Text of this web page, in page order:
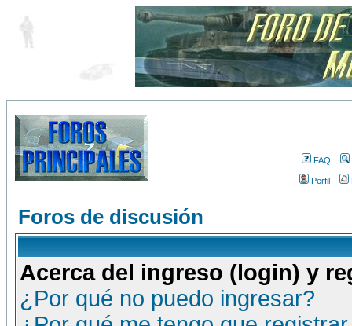
FAQ
Perfil
Foros de discusión
Acerca del ingreso (login) y
¿Por qué no puedo ingresar?